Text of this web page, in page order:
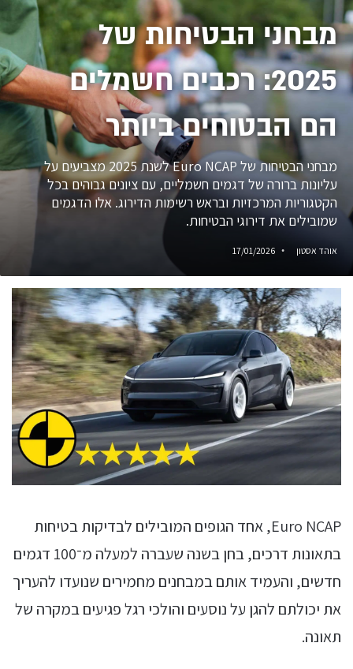
מבחני הבטיחות של
2025: רכבים חשמלים
הם הבטוחים ביותר
מבחני הבטיחות של Euro NCAP לשנת 2025 מצביעים על
עליונות ברורה של דגמים חשמליים, עם ציונים גבוהים בכל
הקטגוריות המרכזיות ובראש רשימות הדירוג. אלו הדגמים
שמובילים את דירוגי הבטיחות.
אוהד אסטון 17/01/2026
Euro NCAP, אחד הגופים המובילים לבדיקות בטיחות
בתאונות דרכים, בחן בשנה שעברה למעלה מ־100 דגמים
חדשים, והעמיד אותם במבחנים מחמירים שנועדו להעריך
את יכולתם להגן על נוסעים והולכי רגל פגיעים במקרה של
תאונה.